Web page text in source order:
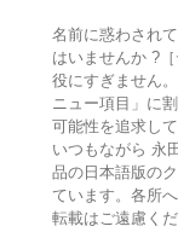
名前に惑わされ
はいませんか ?
役にすぎません
ニュー項目」に
可能性を追求して
いつもながら 永
品の日本語版の
ています。各所
転載はご遠慮くだ